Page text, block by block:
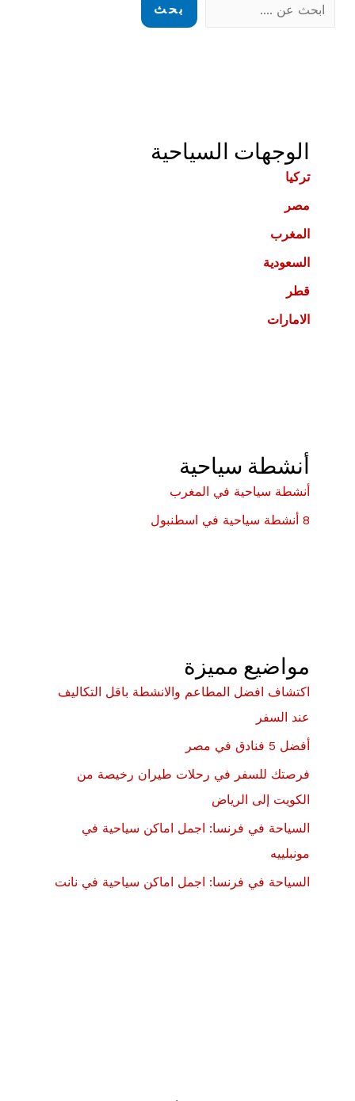
بحث
الوجهات السياحية
تركيا
مصر
المغرب
السعودية
قطر
الامارات
أنشطة سياحية
أنشطة سياحية في المغرب
8 أنشطة سياحية في اسطنبول
مواضيع مميزة
اكتشاف افضل المطاعم والانشطة باقل التكاليف
عند السفر
أفضل 5 فنادق في مصر
فرصتك للسفر في رحلات طيران رخيصة من
الكويت إلى الرياض
السياحة في فرنسا: اجمل اماكن سياحية في
مونبلييه
السياحة في فرنسا: اجمل اماكن سياحية في نانت